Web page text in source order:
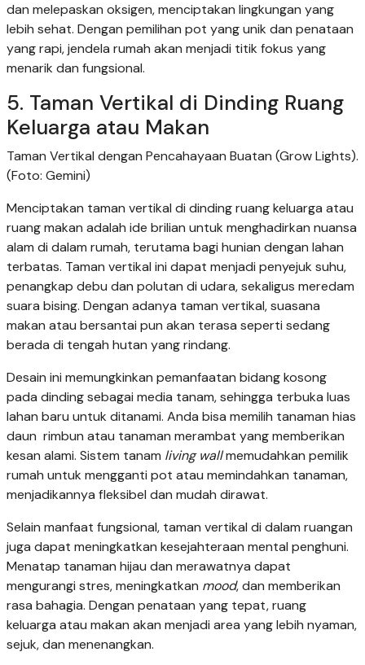
dan melepaskan oksigen, menciptakan lingkungan yang
lebih sehat. Dengan pemilihan pot yang unik dan penataan
yang rapi, jendela rumah akan menjadi titik fokus yang
menarik dan fungsional.
5. Taman Vertikal di Dinding Ruang
Keluarga atau Makan
Taman Vertikal dengan Pencahayaan Buatan (Grow Lights).
(Foto: Gemini)
Menciptakan taman vertikal di dinding ruang keluarga atau
ruang makan adalah ide brilian untuk menghadirkan nuansa
alam di dalam rumah, terutama bagi hunian dengan lahan
terbatas. Taman vertikal ini dapat menjadi penyejuk suhu,
penangkap debu dan polutan di udara, sekaligus meredam
suara bising. Dengan adanya taman vertikal, suasana
makan atau bersantai pun akan terasa seperti sedang
berada di tengah hutan yang rindang.
Desain ini memungkinkan pemanfaatan bidang kosong
pada dinding sebagai media tanam, sehingga terbuka luas
lahan baru untuk ditanami. Anda bisa memilih tanaman hias
daun rimbun atau tanaman merambat yang memberikan
kesan alami. Sistem tanam living wallmemudahkan pemilik
rumah untuk mengganti pot atau memindahkan tanaman,
menjadikannya fleksibel dan mudah dirawat.
Selain manfaat fungsional, taman vertikal di dalam ruangan
juga dapat meningkatkan kesejahteraan mental penghuni.
Menatap tanaman hijau dan merawatnya dapat
mengurangi stres, meningkatkan mood, dan memberikan
rasa bahagia. Dengan penataan yang tepat, ruang
keluarga atau makan akan menjadi area yang lebih nyaman,
sejuk, dan menenangkan.